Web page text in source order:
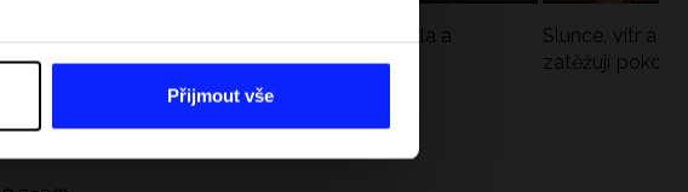
Přijmout vše
jezdci F1
Jak si sbalit batoh do letadla a
nepřekročit limity?
Slunce, vítr a
zatěžují